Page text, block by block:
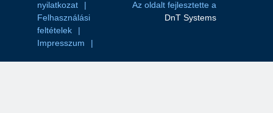
nyilatkozat
Felhasználási
feltételek
Impresszum
Az oldalt fejlesztette a
DnT Systems